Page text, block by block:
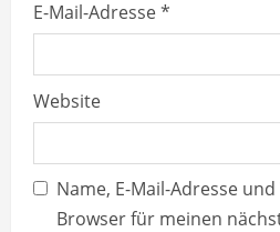
E-Mail-Adresse*
Website
Name, E-Mail-Adresse
Browser für meinen